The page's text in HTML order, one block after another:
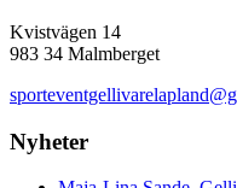
Kvistvägen 14
983 34 Malmberget
Nyheter